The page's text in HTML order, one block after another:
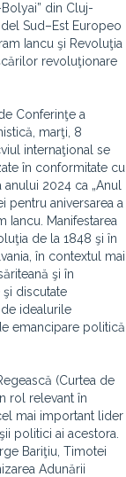
din Cluj-
Sud–Est Europeo
Iancu şi Revoluţia
revoluţionare
Conferinţe a
marţi, 8
internaţional se
în conformitate cu
2024 ca „Anul
pentru aniversarea a
Iancu. Manifestarea
de la 1848 şi în
în contextul mai
şi în
şi discutate
idealurile
emancipare politică
(Curtea de
rol relevant în
mai important lider
politici ai acestora.
Bariţiu, Timotei
Adunării